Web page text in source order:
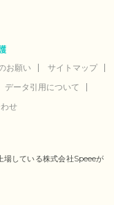
お願い
サイトマップ
データ引用について
せ
場している株式会社Speeeが